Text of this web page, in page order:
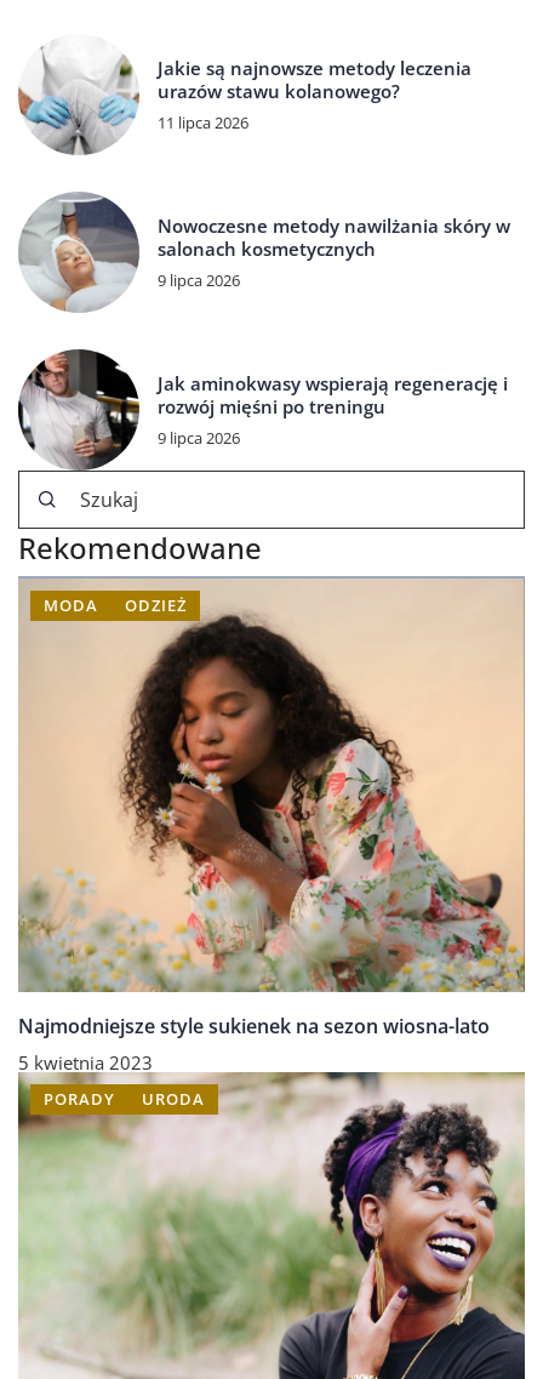
Jakie są najnowsze metody leczenia
urazów stawu kolanowego?
11 lipca 2026
Nowoczesne metody nawilżania skóry w
salonach kosmetycznych
9 lipca 2026
Jak aminokwasy wspierają regenerację i
rozwój mięśni po treningu
9 lipca 2026
Rekomendowane
MODA ODZIEŻ
Najmodniejsze style sukienek na sezon wiosna-lato
5 kwietnia 2023
PORADY URODA